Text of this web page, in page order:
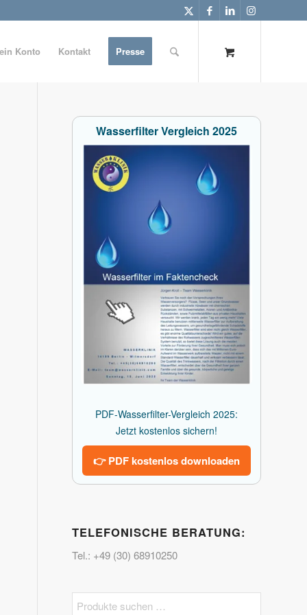
Konto Kontakt Presse
Wasserfilter Vergleich 2025
PDF-Wasserfilter-Vergleich 2025:
Jetzt kostenlos sichern!
👉 PDF kostenlos downloaden
TELEFONISCHE BERATUNG:
Tel.: +49 (30) 68910250